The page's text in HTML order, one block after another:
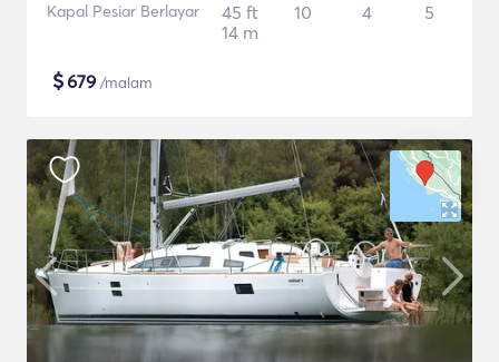
Kapal Pesiar Berlayar
45 ft
14 m
10 4 5
$679 /malam